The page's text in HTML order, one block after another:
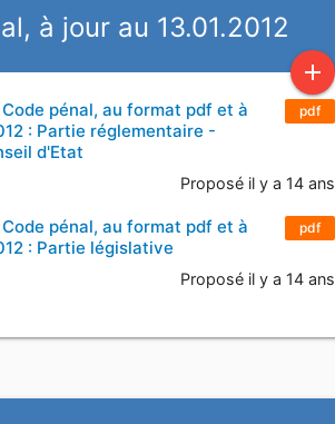
à jour au 13.01.2012
add
pdf
pénal, au format pdf et à
: Partie réglementaire -
d'Etat
Proposé il y a 14 ans
pdf
pénal, au format pdf et à
: Partie législative
Proposé il y a 14 ans